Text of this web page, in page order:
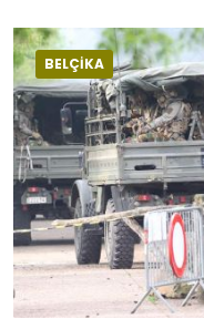
BELÇİKA